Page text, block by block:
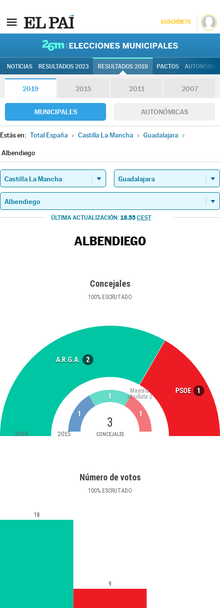
SUSCRÍBETE
NOTICIAS RESULTADOS 2023 RESULTADOS 2019 PACTOS
2019 2015 2011 2007
MUNICIPALES AUTONÓMICAS
Estás en: Total España » Castilla La Mancha » Guadalajara »
Albendiego
ÚLTIMA ACTUALIZACIÓN: 18.55 CEST
ALBENDIEGO
Concejales
100% ESCRUTADO
A.R.G.A. 2
PSOE 1
3
CONCEJALES
Mayoría
absoluta 2
1
1
1
2019 2015
Número de votos
100% ESCRUTADO
18
9